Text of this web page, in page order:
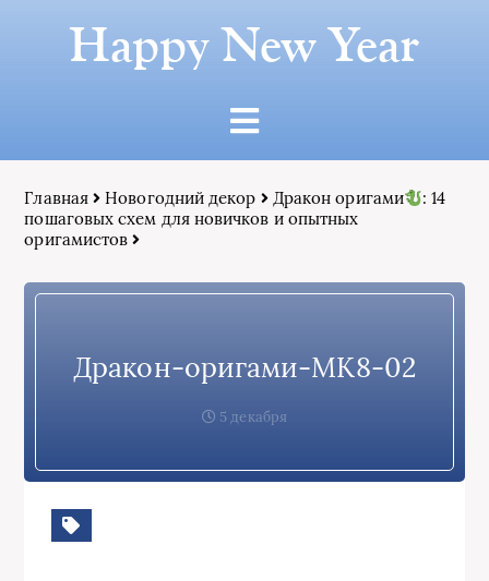
Happy New Year
Главная Новогодний декор Дракон оригами
: 14
пошаговых схем для новичков и опытных
оригамистов
Дракон-оригами-МК8-02
5 декабря